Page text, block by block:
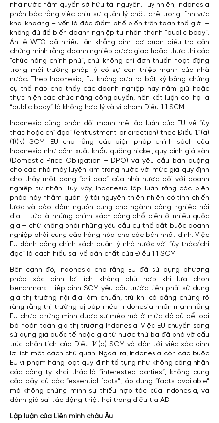
nhà nước nắm quyền sở hữu tài nguyên. Tuy nhiên, Indonesia
phản bác rằng việc chịu sự quản lý chặt chẽ trong lĩnh vực
khai khoáng – vốn là đặc điểm phổ biến trên toàn thế giới –
không đủ để biến doanh nghiệp tư nhân thành “public body”.
Án lệ WTO đã nhiều lần khẳng định cơ quan điều tra cần
chứng minh rằng doanh nghiệp được giao hoặc thực thi các
“chức năng chính phủ”, chứ không chỉ đơn thuần hoạt động
trong môi trường pháp lý có sự can thiệp mạnh của nhà
nước. Theo Indonesia, EU không đưa ra bất kỳ bằng chứng
cụ thể nào cho thấy các doanh nghiệp này nắm giữ hoặc
thực hiện các chức năng công quyền, nên kết luận coi họ là
“public body” là không hợp lý và vi phạm Điều 1.1 SCM.
Indonesia cũng phản đối mạnh mẽ lập luận của EU về “ủy
thác hoặc chỉ đạo” (entrustment or direction) theo Điều 1.1(a)
(1)(iv) SCM. EU cho rằng các biện pháp chính sách của
Indonesia như cấm xuất khẩu quặng nickel, quy định giá sàn
(Domestic Price Obligation – DPO) và yêu cầu bán quặng
cho các nhà máy luyện kim trong nước với mức giá quy định
cho thấy một dạng “chỉ đạo” của nhà nước đối với doanh
nghiệp tư nhân. Tuy vậy, Indonesia lập luận rằng các biện
pháp này nhằm quản lý tài nguyên thiên nhiên có tính chiến
lược và bảo đảm nguồn cung cho ngành công nghiệp nội
địa – tức là những chính sách công phổ biến ở nhiều quốc
gia – chứ không phải những yêu cầu cụ thể bắt buộc doanh
nghiệp phải cung cấp hàng hóa cho các bên nhất định. Việc
EU đánh đồng chính sách quản lý nhà nước với “ủy thác/chỉ
đạo” là cách hiểu sai về bản chất của Điều 1.1 SCM.
Bên cạnh đó, Indonesia cho rằng EU đã sử dụng phương
pháp xác định lợi ích không phù hợp khi lựa chọn
benchmark. Hiệp định SCM yêu cầu trước tiên phải sử dụng
giá thị trường nội địa làm chuẩn, trừ khi có bằng chứng rõ
ràng rằng thị trường bị bóp méo. Indonesia nhấn mạnh rằng
EU chưa chứng minh được sự méo mó ở mức độ đủ để loại
bỏ hoàn toàn giá thị trường Indonesia. Việc EU chuyển sang
sử dụng giá quốc tế hoặc giá từ nước thứ ba đã phá vỡ cấu
trúc phân tích của Điều 14(d) SCM và dẫn tới việc xác định
lợi ích một cách chủ quan. Ngoài ra, Indonesia còn cáo buộc
EU vi phạm hàng loạt quy định tố tụng như không công nhận
các công ty khai thác là “interested parties”, không cung
cấp đầy đủ các “essential facts”, áp dụng “facts available”
mà không chứng minh sự thiếu hợp tác của Indonesia, và
đánh giá sai tác động thiệt hại trong điều tra AD.
Lập luận của Liên minh châu Âu